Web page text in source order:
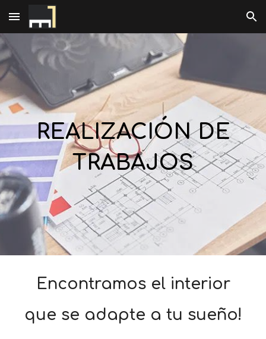
Skip to main content Skip to navigation
REALIZACIÓN DE
TRABAJOS
Encontramos el interior
que se adapte a tu sueño!